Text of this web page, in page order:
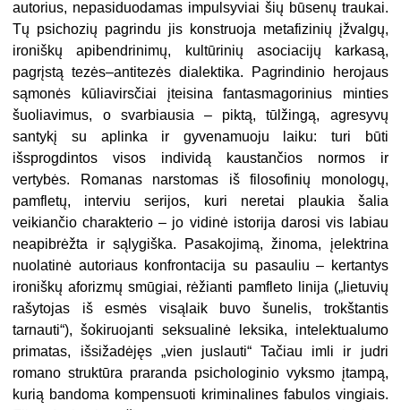
autorius, nepasiduodamas impulsyviai šių būsenų traukai.
Tų psichozių pagrindu jis konstruoja metafizinių įžvalgų,
ironiškų apibendrinimų, kultūrinių asociacijų karkasą,
pagrįstą tezės–antitezės dialektika. Pagrindinio herojaus
sąmonės kūliavirsčiai įteisina fantasmagorinius minties
šuoliavimus, o svarbiausia – piktą, tūlžingą, agresyvų
santykį su aplinka ir gyvenamuoju laiku: turi būti
išsprogdintos visos individą kaustančios normos ir
vertybės. Romanas narstomas iš filosofinių monologų,
pamfletų, interviu serijos, kuri neretai plaukia šalia
veikiančio charakterio – jo vidinė istorija darosi vis labiau
neapibrėžta ir sąlygiška. Pasakojimą, žinoma, įelektrina
nuolatinė autoriaus konfrontacija su pasauliu – kertantys
ironiškų aforizmų smūgiai, rėžianti pamfleto linija („lietuvių
rašytojas iš esmės visąlaik buvo šunelis, trokštantis
tarnauti“), šokiruojanti seksualinė leksika, intelektualumo
primatas, išsižadėjęs „vien juslauti“ Tačiau imli ir judri
romano struktūra praranda psichologinio vyksmo įtampą,
kurią bandoma kompensuoti kriminalines fabulos vingiais.